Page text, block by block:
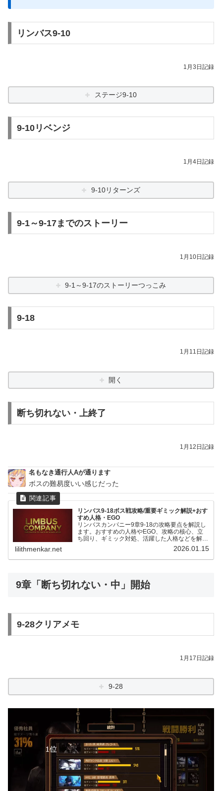
リンバス9-10
1月3日記録
ステージ9-10
9-10リベンジ
1月4日記録
9-10リターンズ
9-1～9-17までのストーリー
1月10日記録
9-1～9-17のストーリーつっこみ
9-18
1月11日記録
開く
断ち切れない・上終了
1月12日記録
名もなき通行人Aが通ります
ボスの難易度いい感じだった
リンバス9-18ボス戦攻略/重要ギミック解説+おす
すめ人格・EGO
リンバスカンパニー9章9-18の攻略要点を解説し
ます。おすすめの人格やEGO、攻略の核心、立
ち回り、ギミック対処、活躍した人格などを解
lilithmenkar.net 2026.01.15
9章「断ち切れない・中」開始
9-28クリアメモ
1月17日記録
9-28